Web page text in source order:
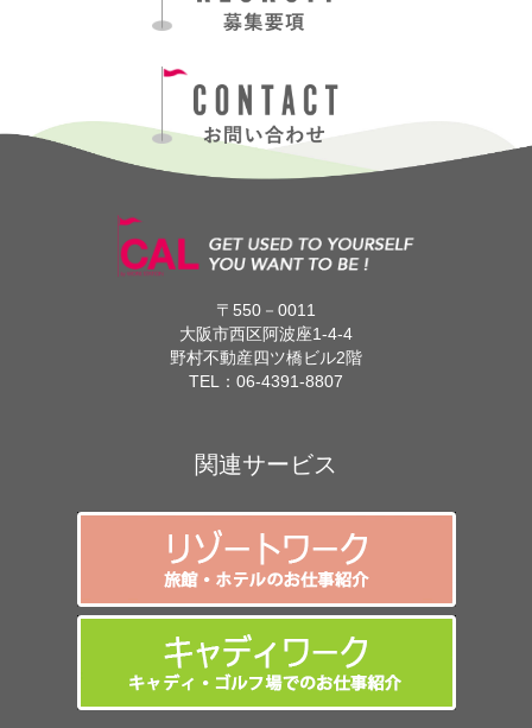
〒550－0011
大阪市西区阿波座1-4-4
野村不動産四ツ橋ビル2階
TEL： 06-4391-8807
関連サービス